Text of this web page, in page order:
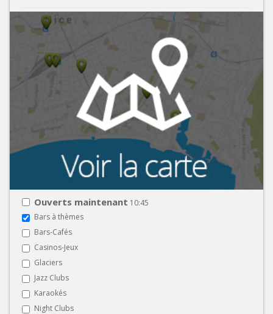
Ouverts maintenant 10:45
Bars à thèmes
Bars-Cafés
Casinos-Jeux
Glaciers
Jazz Clubs
Karaokés
Night Clubs